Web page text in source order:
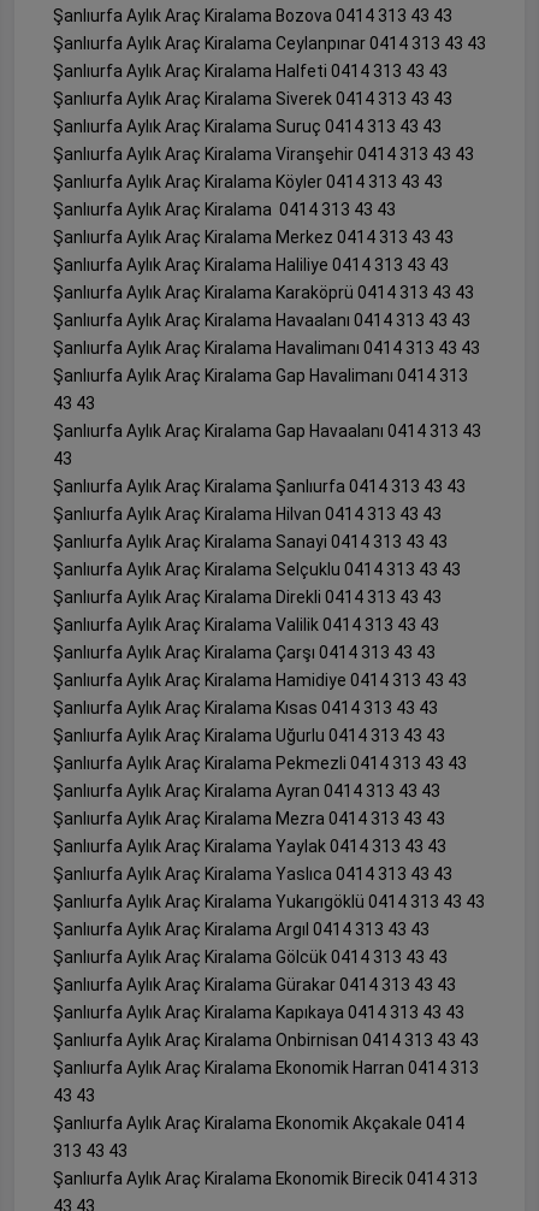
Şanlıurfa Aylık Araç Kiralama Bozova 0414 313 43 43
Şanlıurfa Aylık Araç Kiralama Ceylanpınar 0414 313 43 43
Şanlıurfa Aylık Araç Kiralama Halfeti 0414 313 43 43
Şanlıurfa Aylık Araç Kiralama Siverek 0414 313 43 43
Şanlıurfa Aylık Araç Kiralama Suruç 0414 313 43 43
Şanlıurfa Aylık Araç Kiralama Viranşehir 0414 313 43 43
Şanlıurfa Aylık Araç Kiralama Köyler 0414 313 43 43
Şanlıurfa Aylık Araç Kiralama 0414 313 43 43
Şanlıurfa Aylık Araç Kiralama Merkez 0414 313 43 43
Şanlıurfa Aylık Araç Kiralama Haliliye 0414 313 43 43
Şanlıurfa Aylık Araç Kiralama Karaköprü 0414 313 43 43
Şanlıurfa Aylık Araç Kiralama Havaalanı 0414 313 43 43
Şanlıurfa Aylık Araç Kiralama Havalimanı 0414 313 43 43
Şanlıurfa Aylık Araç Kiralama Gap Havalimanı 0414 313
43 43
Şanlıurfa Aylık Araç Kiralama Gap Havaalanı 0414 313 43
43
Şanlıurfa Aylık Araç Kiralama Şanlıurfa 0414 313 43 43
Şanlıurfa Aylık Araç Kiralama Hilvan 0414 313 43 43
Şanlıurfa Aylık Araç Kiralama Sanayi 0414 313 43 43
Şanlıurfa Aylık Araç Kiralama Selçuklu 0414 313 43 43
Şanlıurfa Aylık Araç Kiralama Direkli 0414 313 43 43
Şanlıurfa Aylık Araç Kiralama Valilik 0414 313 43 43
Şanlıurfa Aylık Araç Kiralama Çarşı 0414 313 43 43
Şanlıurfa Aylık Araç Kiralama Hamidiye 0414 313 43 43
Şanlıurfa Aylık Araç Kiralama Kısas 0414 313 43 43
Şanlıurfa Aylık Araç Kiralama Uğurlu 0414 313 43 43
Şanlıurfa Aylık Araç Kiralama Pekmezli 0414 313 43 43
Şanlıurfa Aylık Araç Kiralama Ayran 0414 313 43 43
Şanlıurfa Aylık Araç Kiralama Mezra 0414 313 43 43
Şanlıurfa Aylık Araç Kiralama Yaylak 0414 313 43 43
Şanlıurfa Aylık Araç Kiralama Yaslıca 0414 313 43 43
Şanlıurfa Aylık Araç Kiralama Yukarıgöklü 0414 313 43 43
Şanlıurfa Aylık Araç Kiralama Argıl 0414 313 43 43
Şanlıurfa Aylık Araç Kiralama Gölcük 0414 313 43 43
Şanlıurfa Aylık Araç Kiralama Gürakar 0414 313 43 43
Şanlıurfa Aylık Araç Kiralama Kapıkaya 0414 313 43 43
Şanlıurfa Aylık Araç Kiralama Onbirnisan 0414 313 43 43
Şanlıurfa Aylık Araç Kiralama Ekonomik Harran 0414 313
43 43
Şanlıurfa Aylık Araç Kiralama Ekonomik Akçakale 0414
313 43 43
Şanlıurfa Aylık Araç Kiralama Ekonomik Birecik 0414 313
43 43